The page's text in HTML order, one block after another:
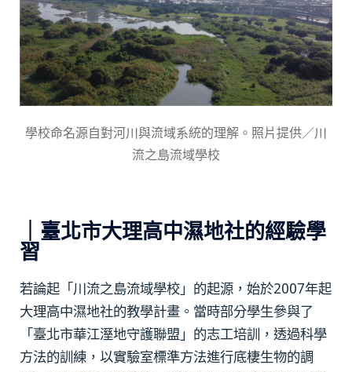
學校命名源自對河川與流域系統的理解。照片提供／川
流之島流域學校
｜臺北市大理高中濕地社的經驗學
習
若論起「川流之島流域學校」的起源，始於2007年起
大理高中濕地社的教學計畫。當時部分學生參與了
「臺北市華江溼地守護聯盟」的志工培訓，透過科學
方法的訓練，以實驗室標準方法進行底棲生物的調